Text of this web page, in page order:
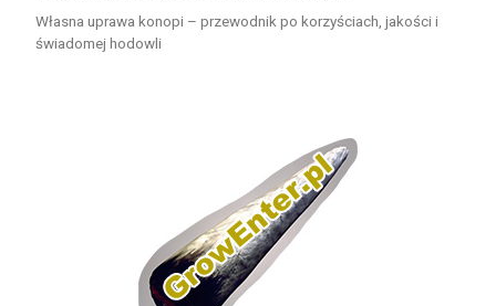
Własna uprawa konopi – przewodnik po korzyściach, jakości i
świadomej hodowli